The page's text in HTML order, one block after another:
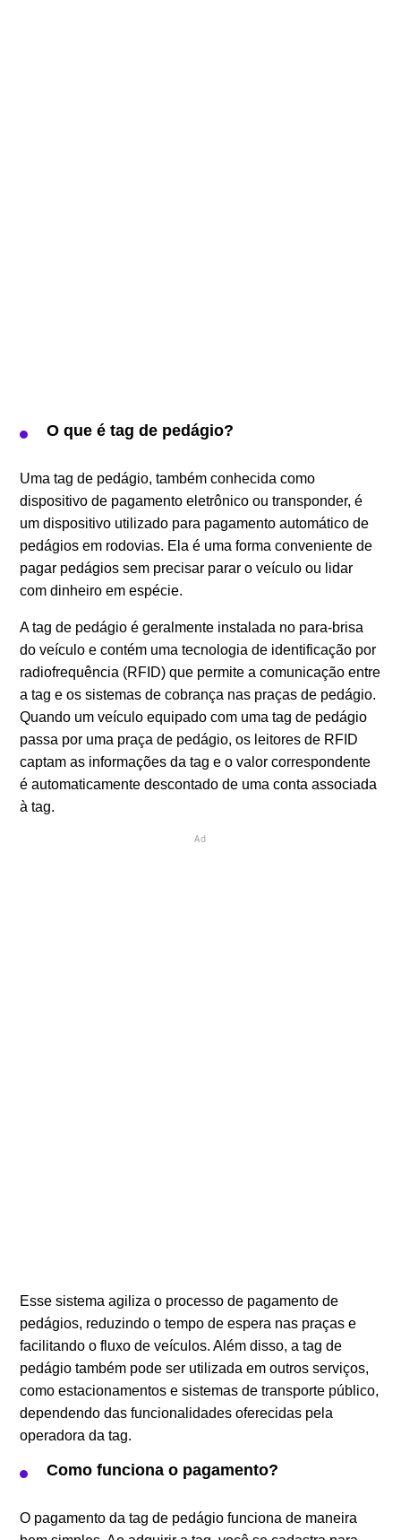
O que é tag de pedágio?
Uma tag de pedágio, também conhecida como
dispositivo de pagamento eletrônico ou transponder, é
um dispositivo utilizado para pagamento automático de
pedágios em rodovias. Ela é uma forma conveniente de
pagar pedágios sem precisar parar o veículo ou lidar
com dinheiro em espécie.
A tag de pedágio é geralmente instalada no para-brisa
do veículo e contém uma tecnologia de identificação por
radiofrequência (RFID) que permite a comunicação entre
a tag e os sistemas de cobrança nas praças de pedágio.
Quando um veículo equipado com uma tag de pedágio
passa por uma praça de pedágio, os leitores de RFID
captam as informações da tag e o valor correspondente
é automaticamente descontado de uma conta associada
à tag.
Ad
Esse sistema agiliza o processo de pagamento de
pedágios, reduzindo o tempo de espera nas praças e
facilitando o fluxo de veículos. Além disso, a tag de
pedágio também pode ser utilizada em outros serviços,
como estacionamentos e sistemas de transporte público,
dependendo das funcionalidades oferecidas pela
operadora da tag.
Como funciona o pagamento?
O pagamento da tag de pedágio funciona de maneira